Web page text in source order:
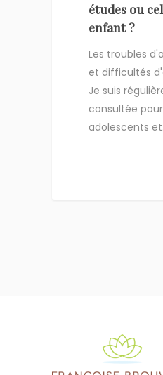
études ou
enfant ?
Les troubles
et difficultés
Je suis
consultée
adolescents